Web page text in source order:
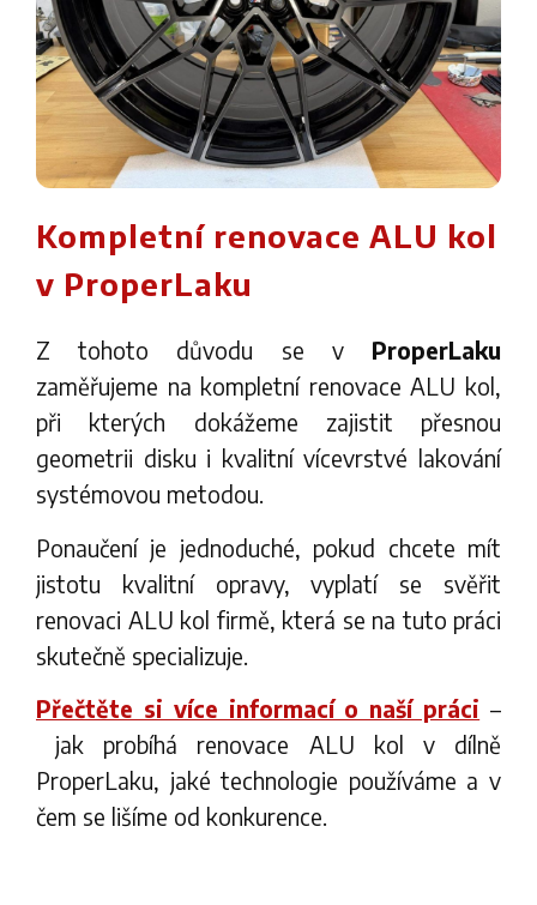
Kompletní renovace ALU kol
v ProperLaku
Z tohoto důvodu se v ProperLaku
zaměřujeme na kompletní renovace ALU kol,
při kterých dokážeme zajistit přesnou
geometrii disku i kvalitní vícevrstvé lakování
systémovou metodou.
Ponaučení je jednoduché, pokud chcete mít
jistotu kvalitní opravy, vyplatí se svěřit
renovaci ALU kol firmě, která se na tuto práci
skutečně specializuje.
Přečtěte si více informací o naší práci –
jak probíhá renovace ALU kol v dílně
ProperLaku, jaké technologie používáme a v
čem se lišíme od konkurence.